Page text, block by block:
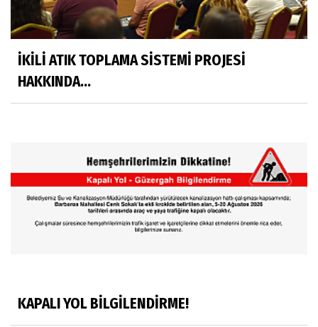
İKİLİ ATIK TOPLAMA SİSTEMİ PROJESİ
HAKKINDA...
KAPALI YOL BİLGİLENDİRME!